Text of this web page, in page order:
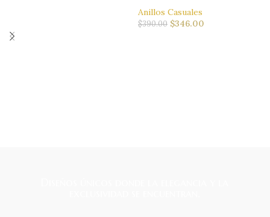
Anillos Casuales
$390.00 $346.00